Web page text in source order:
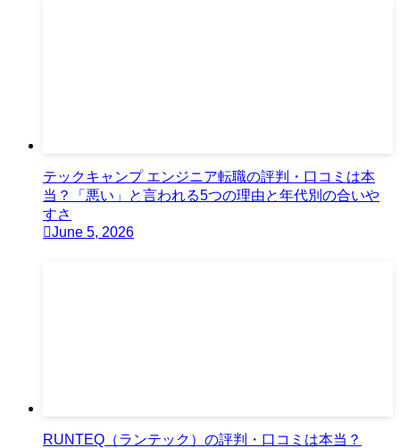
テックキャンプ エンジニア転職の評判・口コミは本
当？「悪い」と言われる5つの理由と年代別の合いや
すさ
June 5, 2026
RUNTEQ（ランテック）の評判・口コミは本当？